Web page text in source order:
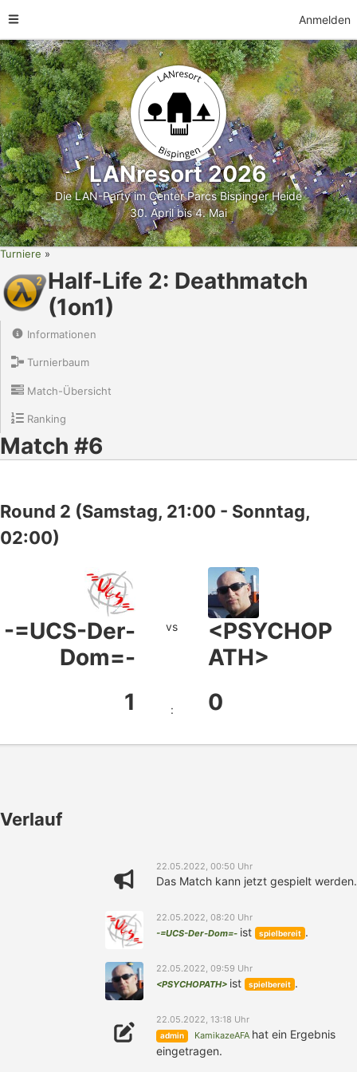
Anmelden
LANresort 2026
Die LAN-Party im Center Parcs Bispinger Heide
30. April bis 4. Mai
Turniere
Half-Life 2: Deathmatch
(1on1)
Informationen
Turnierbaum
Match-Übersicht
Ranking
Match #6
Round 2 (Samstag, 21:00 - Sonntag,
02:00)
-=UCS-Der-
Dom=-
vs
<PSYCHOP
ATH>
1
: 0
Verlauf
22.05.2022, 00:50 Uhr
Das Match kann jetzt gespielt werden.
22.05.2022, 08:20 Uhr
-=UCS-Der-Dom=- ist spielbereit .
22.05.2022, 09:59 Uhr
<PSYCHOPATH> ist spielbereit .
22.05.2022, 13:18 Uhr
admin KamikazeAFA hat ein Ergebnis
eingetragen.